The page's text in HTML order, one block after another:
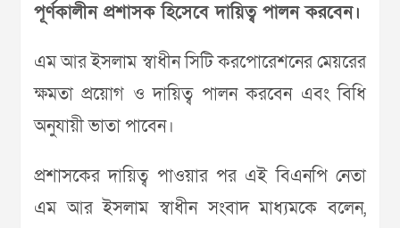
পূর্ণকালীন প্রশাসক হিসেবে দায়িত্ব পালন করবেন।
এম আর ইসলাম স্বাধীন সিটি করপোরেশনের মেয়রের
ক্ষমতা প্রয়োগ ও দায়িত্ব পালন করবেন এবং বিধি
অনুযায়ী ভাতা পাবেন।
প্রশাসকের দায়িত্ব পাওয়ার পর এই বিএনপি নেতা
এম আর ইসলাম স্বাধীন সংবাদ মাধ্যমকে বলেন,